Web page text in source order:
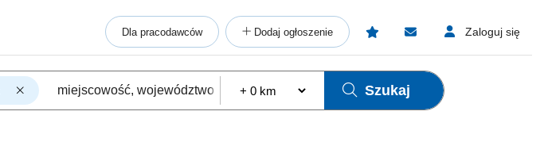
Dla pracodawców Dodaj ogłoszenie Zaloguj się
Szukaj